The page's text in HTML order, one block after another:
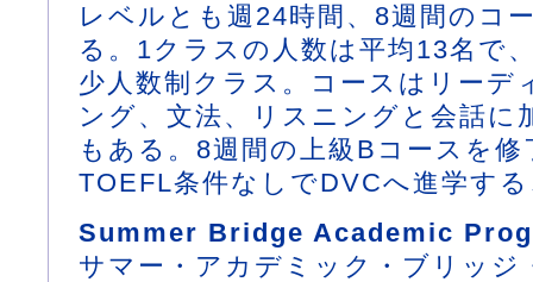
レベルとも週24時間、8週間のコ
る。1クラスの人数は平均13名で
少人数制クラス。コースはリーデ
ング、文法、リスニングと会話に
もある。8週間の上級Bコースを
TOEFL条件なしでDVCへ進学す
Summer Bridge Academic
サマー・アカデミック・ブリッジ